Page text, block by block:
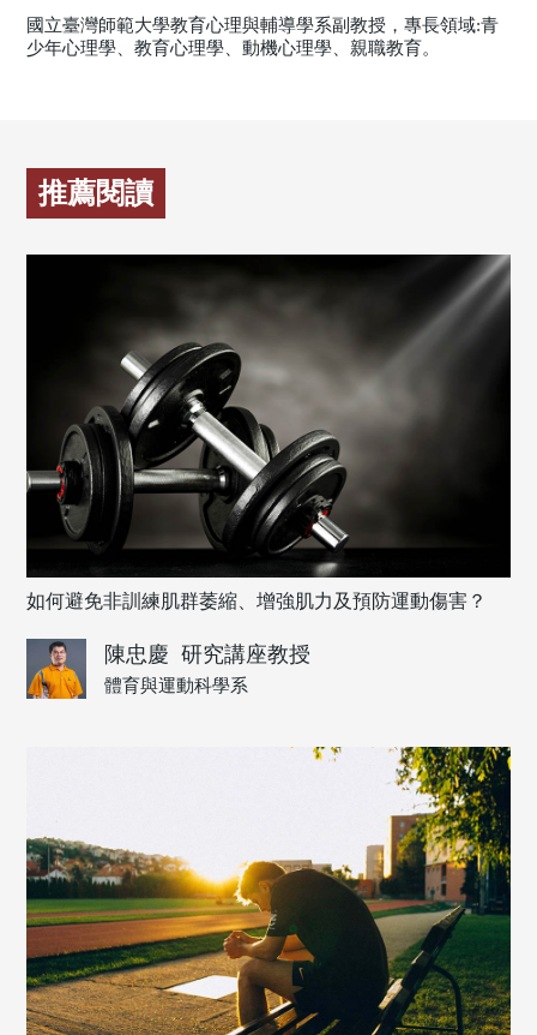
國立臺灣師範大學教育心理與輔導學系副教授，專長領域:青
少年心理學、教育心理學、動機心理學、親職教育。
推薦閱讀
如何避免非訓練肌群萎縮、增強肌力及預防運動傷害？
陳忠慶 研究講座教授
體育與運動科學系